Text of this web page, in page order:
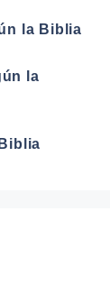
la Biblia
la